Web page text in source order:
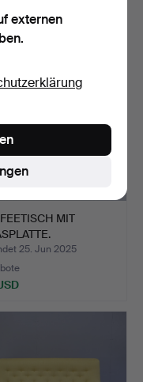
MIT
25. Jun 2025
externen